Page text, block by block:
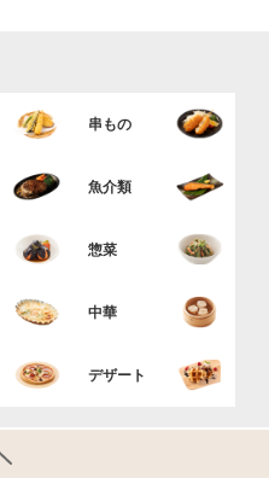
串もの
魚介類
惣菜
中華
デザート